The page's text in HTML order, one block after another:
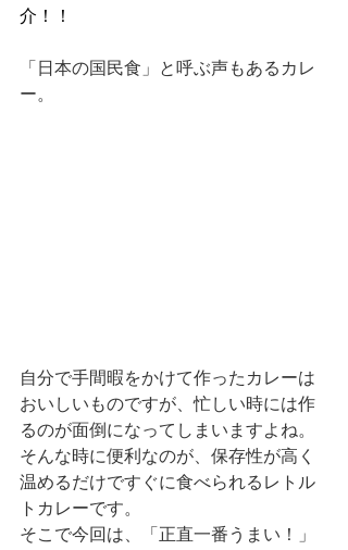
介！！
「日本の国民食」と呼ぶ声もあるカレ
ー。
自分で手間暇をかけて作ったカレーは
おいしいものですが、忙しい時には作
るのが面倒になってしまいますよね。
そんな時に便利なのが、保存性が高く
温めるだけですぐに食べられるレトル
トカレーです。
そこで今回は、「正直一番うまい！」